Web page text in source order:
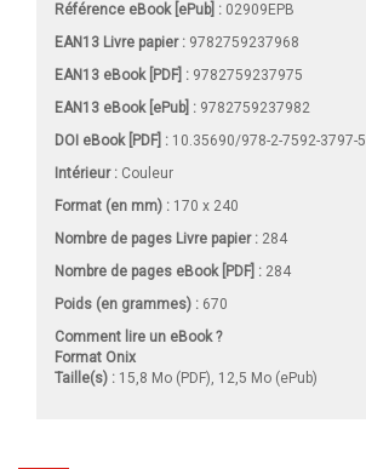
Référence eBook [ePub] : 02909EPB
EAN13 Livre papier : 9782759237968
EAN13 eBook [PDF] : 9782759237975
EAN13 eBook [ePub] : 9782759237982
DOI eBook [PDF] : 10.35690/978-2-7592-3797-5
Intérieur : Couleur
Format (en mm) : 170 x 240
Nombre de pages Livre papier: 284
Nombre de pages eBook [PDF] : 284
Poids (en grammes) : 670
Comment lire un eBook ?
Format Onix
Taille(s) : 15,8 Mo (PDF), 12,5 Mo (ePub)